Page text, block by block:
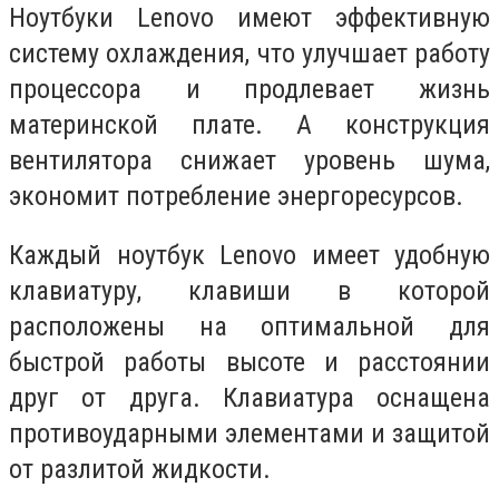
Ноутбуки Lenovo имеют эффективную
систему охлаждения, что улучшает работу
процессора и продлевает жизнь
материнской плате. А конструкция
вентилятора снижает уровень шума,
экономит потребление энергоресурсов.
Каждый ноутбук Lenovo имеет удобную
клавиатуру, клавиши в которой
расположены на оптимальной для
быстрой работы высоте и расстоянии
друг от друга. Клавиатура оснащена
противоударными элементами и защитой
от разлитой жидкости.